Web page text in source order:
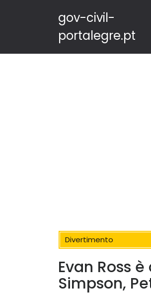
gov-civil-
portalegre.pt
Divertimento
Evan Ross
Simpson,